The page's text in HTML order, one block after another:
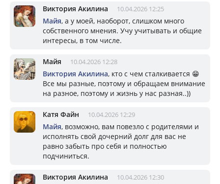
Виктория Акилина 10.04.2026 12:25
Майя, а у моей, наоборот, слишком много
собственного мнения. Учу учитывать и общие
интересы, в том числе.
Майя 10.04.2026 12:28
Виктория Акилина, кто с чем сталкивается 😁
Все мы разные, поэтому и обращаем внимание
на разное, поэтому и жизнь у нас разная..))
Катя Файн 10.04.2026 12:29
Майя, возможно, вам повезло с родителями и
исполнять свой дочерний долг для вас не
равно забыть про себя и полностью
подчиниться.
Виктория Акилина 10.04.2026 12:30